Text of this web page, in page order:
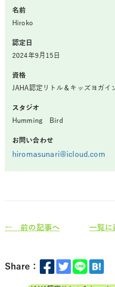
名前
Hiroko
認定日
2024年9月15日
資格
JAHA認定リトル＆キッズヨガイ
スタジオ
Humming Bird
お問い合わせ
hiromasunari@icloud.com
← 前の記事へ 一覧に
Share：